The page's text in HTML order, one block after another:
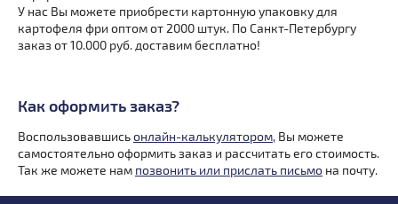
У нас Вы можете приобрести картонную упаковку для
картофеля фри оптом от 2000 штук. По Санкт-Петербургу
заказ от 10.000 руб. доставим бесплатно!
Как оформить заказ?
Воспользовавшисьонлайн-калькулятором, Вы можете
самостоятельно оформить заказ и рассчитать его стоимость.
Так же можете нам позвонить или прислать письмо на почту.